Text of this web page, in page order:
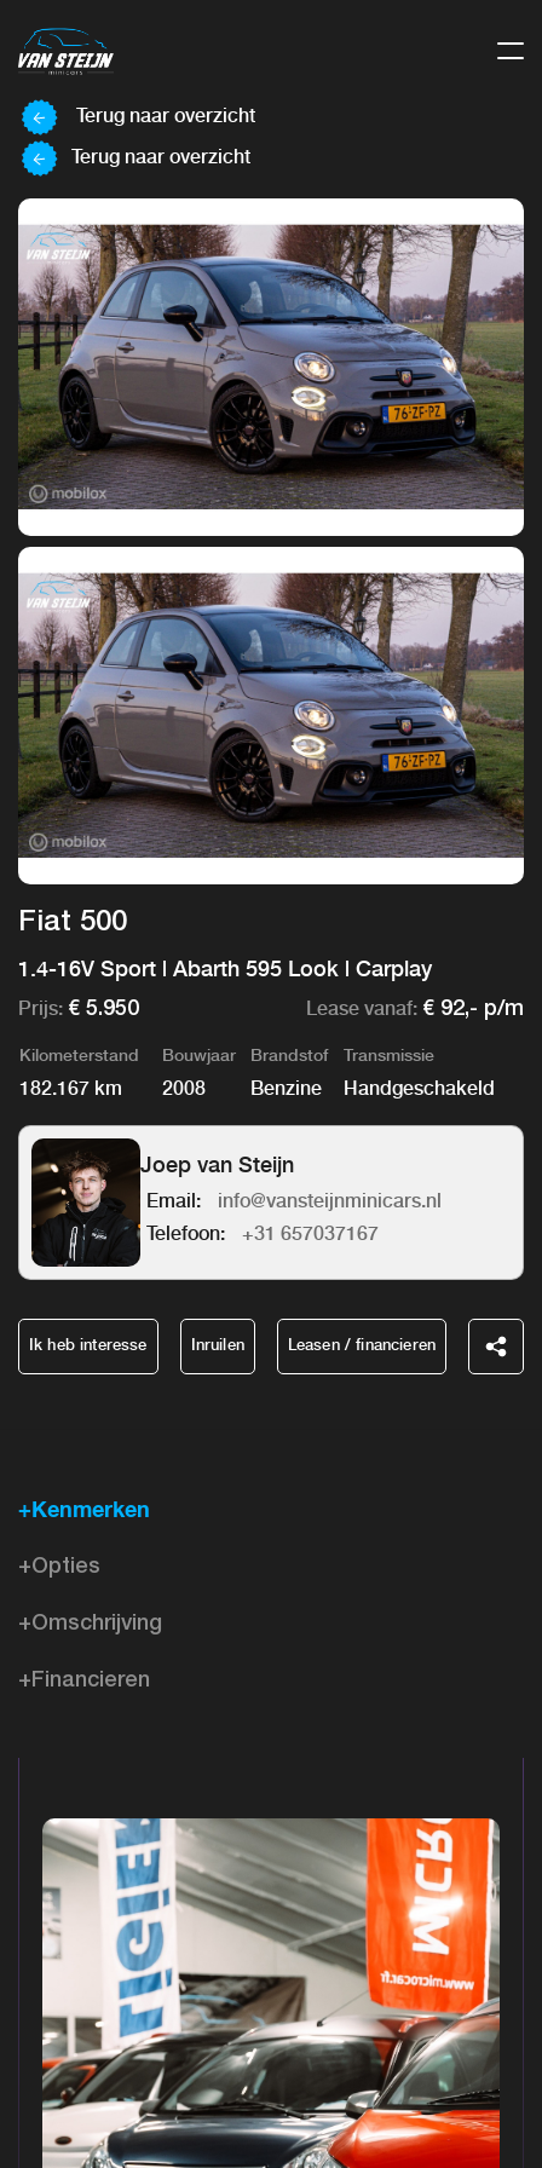
Terug naar overzicht
Terug naar overzicht
Fiat 500
1.4-16V Sport | Abarth 595 Look | Carplay
Prijs: € 5.950 Lease vanaf: € 92,- p/m
Kilometerstand
182.167 km
Bouwjaar
2008
Brandstof
Benzine
Transmissie
Handgeschakeld
Joep van Steijn
Email:
info@vansteijnminicars.nl
Telefoon:
+31 657037167
Ik heb interesse Inruilen Leasen / financieren
+Kenmerken
+Opties
+Omschrijving
+Financieren